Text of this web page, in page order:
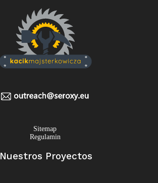
Sitemap
Regulamin
Nuestros Proyectos